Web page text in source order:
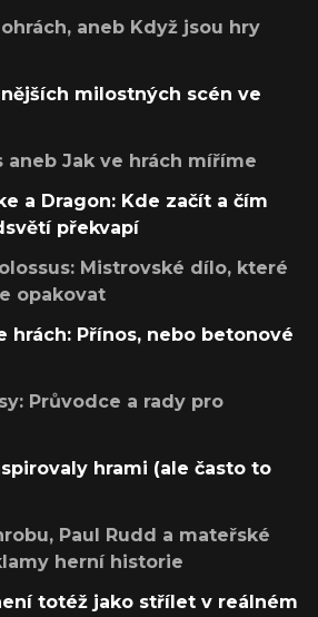
aneb Když jsou hry
milostných scén ve
aneb Jak ve hrách míříme
a Dragon: Kde začít a čím
překvapí
Mistrovské dílo, které
opakovat
hrách: Přínos, nebo betonové
Průvodce a rady pro
hrami (ale často to
Paul Rudd a mateřské
herní historie
totéž jako střílet v reálném